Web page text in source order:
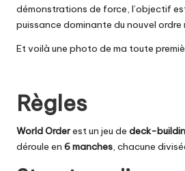
démonstrations de force, l’objectif
puissance dominante du nouvel ordre
Et voilà une photo de ma toute
Règles
World Orderest un jeu de deck-
déroule en 6 manches, chacune